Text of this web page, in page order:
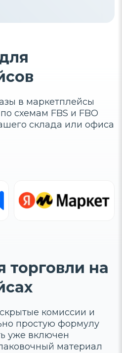
в маркетплейсы
схемам FBS и FBO
склада или офиса
на
комиссии и
простую формулу
уже включен
материал